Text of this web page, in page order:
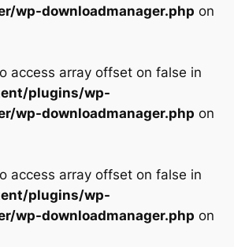
wp-downloadmanager.php on
access array offset on false in
plugins/wp-
wp-downloadmanager.php on
access array offset on false in
plugins/wp-
wp-downloadmanager.php on